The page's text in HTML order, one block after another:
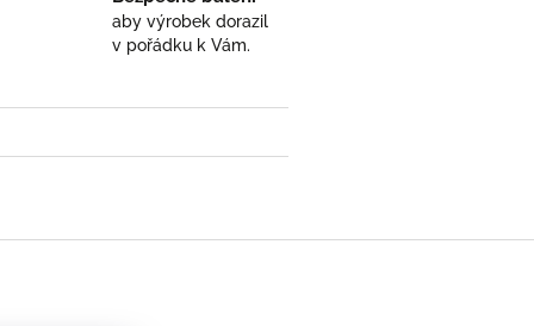
aby výrobek dorazil
v pořádku k Vám.